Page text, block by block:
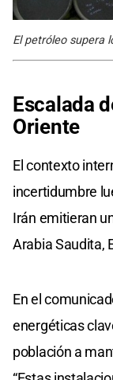
El petróleo supera
Escalada
Oriente
El contexto
incertidumbre
Irán emitieran
Arabia Saudita,
En el
energéticas
población a